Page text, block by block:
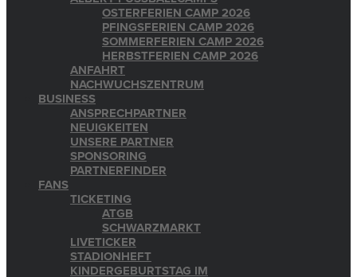
OSTERFERIEN CAMP 2026
PFINGSFERIEN CAMP 2026
SOMMERFERIEN CAMP 2026
HERBSTFERIEN CAMP 2026
ANFAHRT
NACHWUCHSZENTRUM
BUSINESS
ANSPRECHPARTNER
NEUIGKEITEN
UNSERE PARTNER
SPONSORING
PARTNERFINDER
FANS
TICKETING
ATGB
SCHWARZMARKT
LIVETICKER
STADIONHEFT
KINDERGEBURTSTAG IM